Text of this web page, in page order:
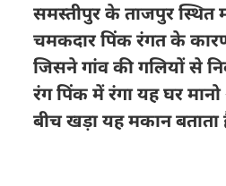
समस्तीपुर के ताजपुर स्थित
चमकदार पिंक रंगत के
जिसने गांव की गलियों से
रंग पिंक में रंगा यह घर
बीच खड़ा यह मकान